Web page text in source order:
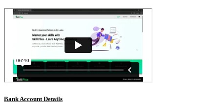
Bank Account Details